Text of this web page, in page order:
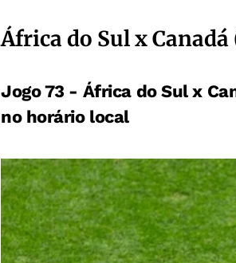
África do Sul x Canadá
Jogo 73 - África do Sul x
no horário local